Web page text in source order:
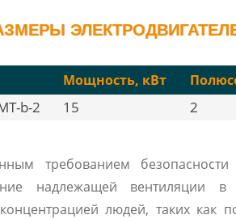
Мощность, кВт
b-2 15 2
требованием безопасности
надлежащей вентиляции
людей, таких как